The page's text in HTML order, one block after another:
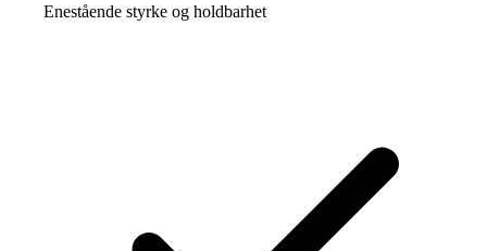
Enestående styrke og holdbarhet